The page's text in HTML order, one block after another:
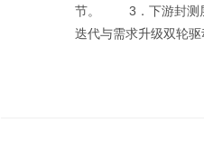
节。 3．下游封测
迭代与需求升级双